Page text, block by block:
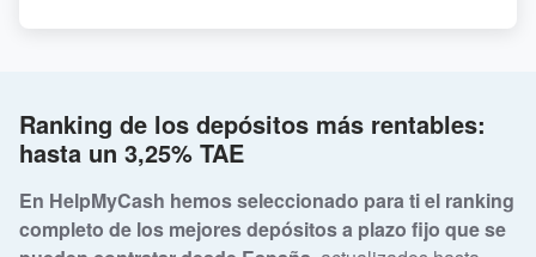
Ranking de los depósitos más rentables:
hasta un 3,25% TAE
En HelpMyCash hemos seleccionado para ti el ranking
completo de los mejores depósitos a plazo fijo que se